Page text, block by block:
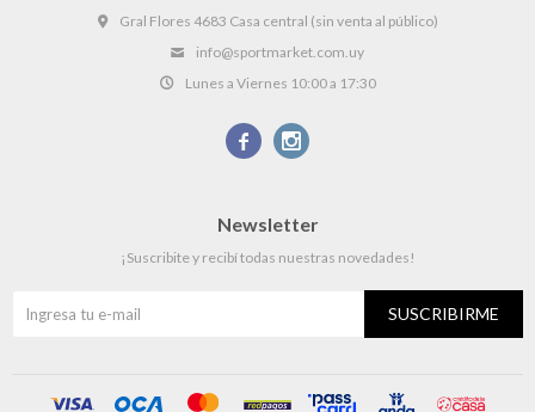
Gral Flores 4683 Casa central (sin venta al público)
info@sportmarket.com.uy
Lunes a Viernes 10:00 a 17:30
 
Newsletter
¡Suscribite y recibí todas nuestras novedades!
SUSCRIBIRME